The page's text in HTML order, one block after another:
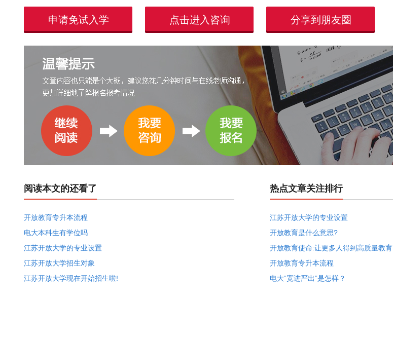
申请免试入学 点击进入咨询 分享到朋友圈
阅读本文的还看了
开放教育专升本流程
电大本科生有学位吗
江苏开放大学的专业设置
江苏开放大学招生对象
江苏开放大学现在开始招生啦!
热点文章关注排行
江苏开放大学的专业设置
开放教育是什么意思?
开放教育使命:让更多人得到高质量教育
开放教育专升本流程
电大“宽进严出”是怎样？